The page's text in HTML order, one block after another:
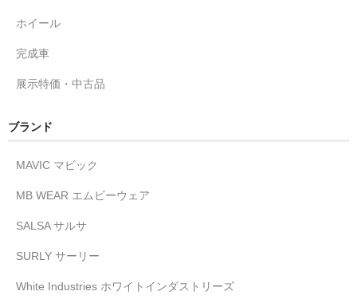
ホイール
完成車
展示特価・中古品
ブランド
MAVIC マビック
MB WEAR エムビーウェア
SALSA サルサ
SURLY サーリー
White Industries ホワイトインダストリーズ